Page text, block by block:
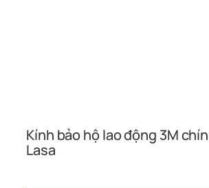
Kính bảo hộ lao động 3M
Lasa